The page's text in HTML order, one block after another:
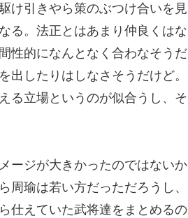
け引きやら策のぶつけ合いを見
る。法正とはあまり仲良くはな
性的になんとなく合わなそうだ
出したりはしなさそうだけど。
る立場というのが似合うし、そ
ージが大きかったのではないか
瑜は若い方だっただろうし、
仕えていた武将達をまとめるの